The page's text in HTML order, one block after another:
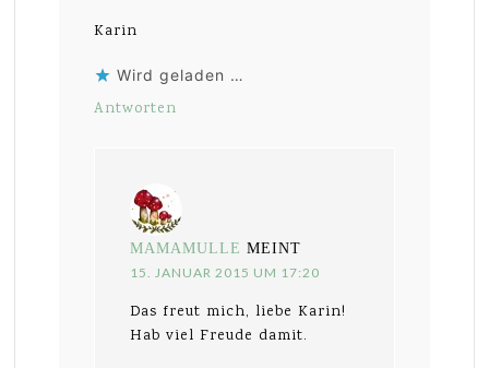
Karin
Wird geladen …
Antworten
MAMAMULLE MEINT
15. JANUAR 2015 UM 17:20
Das freut mich, liebe Karin!
Hab viel Freude damit.